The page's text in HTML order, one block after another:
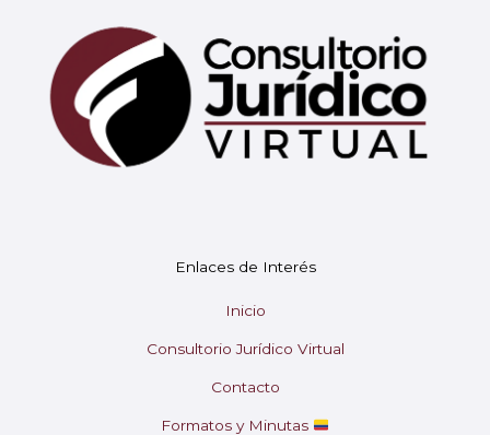
Enlaces de Interés
Inicio
Consultorio Jurídico Virtual
Contacto
Formatos y Minutas
Soy Mary tu asistente virtual.